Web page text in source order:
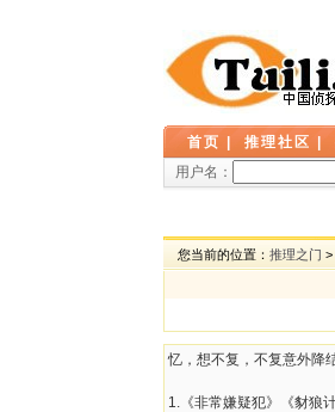
首页 推理社区
用户名：
您当前的位置： 推理之门 >
忆，想不复，不复意外降
1.《非常嫌疑犯》《豺狼